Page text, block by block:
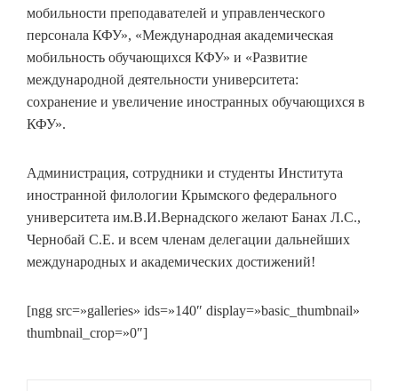
мобильности преподавателей и управленческого
персонала КФУ», «Международная академическая
мобильность обучающихся КФУ» и «Развитие
международной деятельности университета:
сохранение и увеличение иностранных обучающихся в
КФУ».
Администрация, сотрудники и студенты Института
иностранной филологии Крымского федерального
университета им.В.И.Вернадского желают Банах Л.С.,
Чернобай С.Е. и всем членам делегации дальнейших
международных и академических достижений!
[ngg src=»galleries» ids=»140″ display=»basic_thumbnail»
thumbnail_crop=»0″]